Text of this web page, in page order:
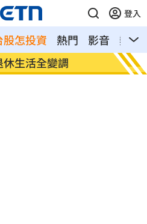
登入
股怎投資 熱門 影音
熱搜
生活全變調
記憶
襲